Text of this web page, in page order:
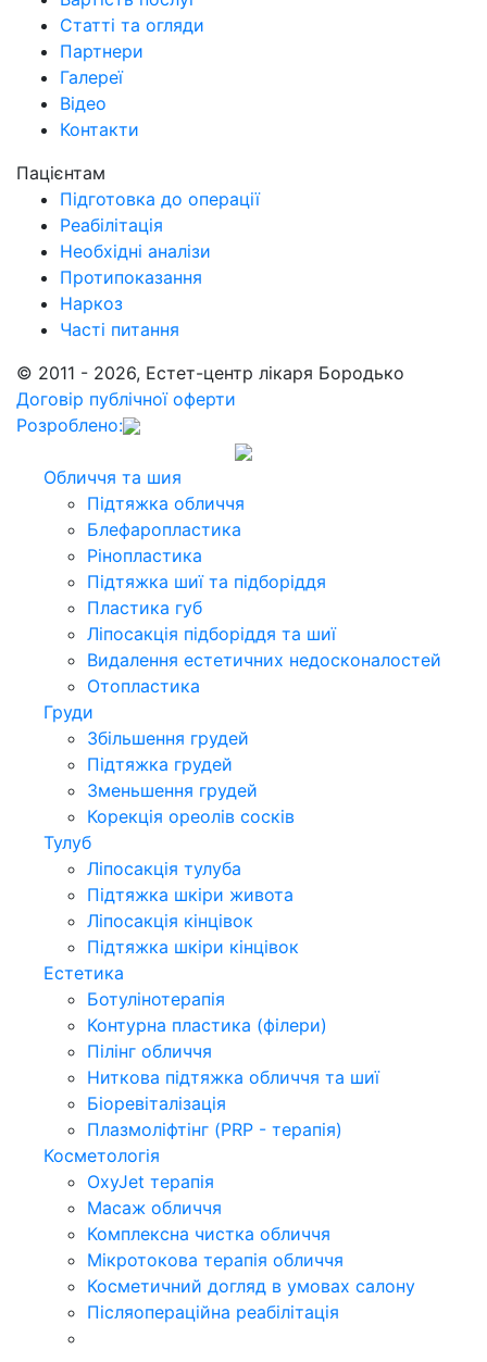
Cтатті та огляди
Партнери
Галереї
Відео
Контакти
Пацієнтам
Підготовка до операції
Реабілітація
Необхідні аналізи
Протипоказання
Наркоз
Часті питання
© 2011 - 2026, Естет-центр лікаря Бородько
Договір публічної оферти
Розроблено:
Обличчя та шия
Підтяжка обличчя
Блефаропластика
Рінопластика
Підтяжка шиї та підборіддя
Пластика губ
Ліпосакція підборіддя та шиї
Видалення естетичних недосконалостей
Отопластика
Груди
Збільшення грудей
Підтяжка грудей
Зменьшення грудей
Корекція ореолів сосків
Тулуб
Ліпосакція тулуба
Підтяжка шкіри живота
Ліпосакція кінцівок
Підтяжка шкіри кінцівок
Естетика
Ботулінотерапія
Контурна пластика (філери)
Пілінг обличчя
Ниткова підтяжка обличчя та шиї
Біоревіталізація
Плазмоліфтінг (PRP - терапія)
Косметологія
OxyJet терапія
Масаж обличчя
Комплексна чистка обличчя
Мікротокова терапія обличчя
Косметичний догляд в умовах салону
Післяопераційна реабілітація